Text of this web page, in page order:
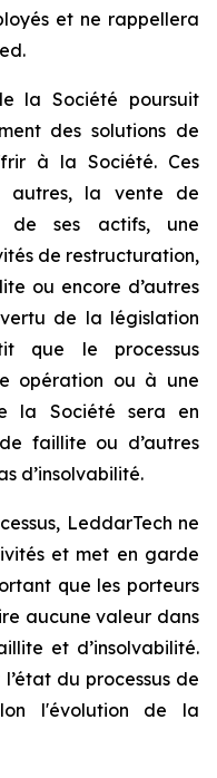
et ne rappellera
la Société poursuit
des solutions de
à la Société. Ces
autres, la vente de
de ses actifs, une
de restructuration,
ou encore d’autres
de la législation
que le processus
opération ou à une
la Société sera en
faillite ou d’autres
d’insolvabilité.
LeddarTech ne
et met en garde
que les porteurs
aucune valeur dans
et d’insolvabilité.
du processus de
l'évolution de la